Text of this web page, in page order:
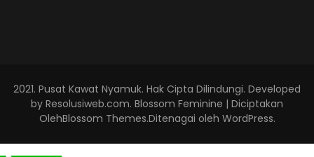
2021. Pusat Kawat Nyamuk. Hak Cipta Dilindungi. Developed
by Resolusiweb.com. Blossom Feminine | Diciptakan
OlehBlossom Themes.Ditenagai oleh WordPress.